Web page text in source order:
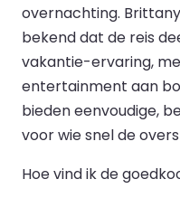
overnachting.
bekend dat de reis
vakantie-ervaring,
entertainment aan
bieden eenvoudige,
voor wie snel de
Hoe vind ik de